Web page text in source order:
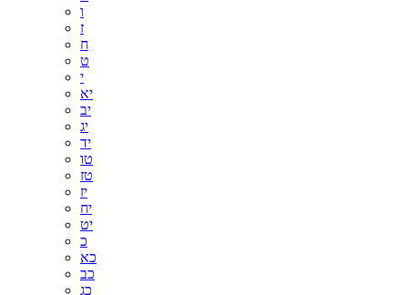
ו
ז
ח
ט
י
יא
יב
יג
יד
טו
טז
יז
יח
יט
כ
כא
כב
כג